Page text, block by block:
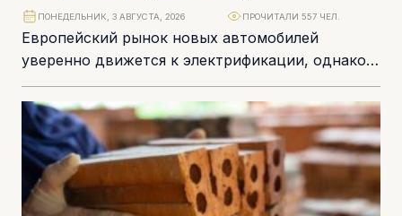
Европейский рынок новых автомобилей
уверенно движется к электрификации, однако
кипрская статистика демонстрирует более
осторожный сценарий. Несмотря на рост
продаж электромобилей,...
ПОНЕДЕЛЬНИК, 3 АВГУСТА, 2026 ПРОЧИТАЛИ 557 ЧЕЛ.